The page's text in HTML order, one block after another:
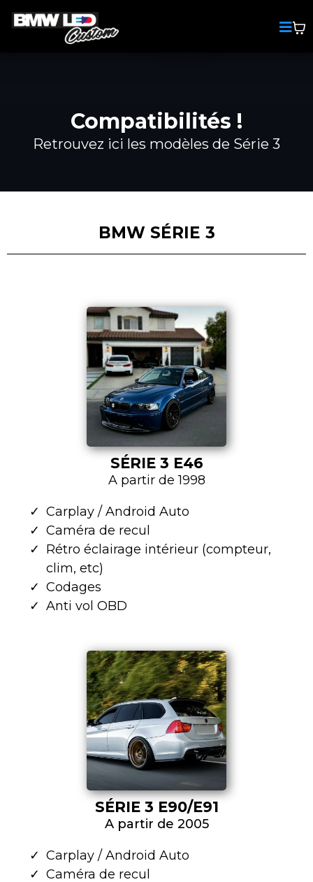
Compatibilités !
Retrouvez ici les modèles de Série 3
BMW SÉRIE 3
SÉRIE 3 E46
A partir de 1998
Carplay / Android Auto
Caméra de recul
Rétro éclairage intérieur (compteur,
clim, etc)
Codages
Anti vol OBD
SÉRIE 3 E90/E91
A partir de 2005
Carplay / Android Auto
Caméra de recul